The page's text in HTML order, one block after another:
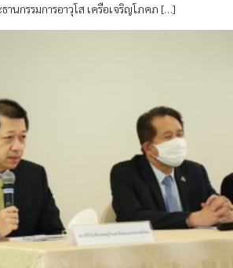
านกรรมการอาวุโส เครือเจริญโภคภ […]